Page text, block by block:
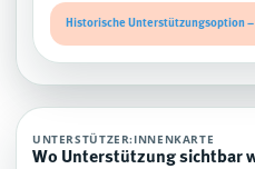
Historische Unterstützungsoption
UNTERSTÜTZER:INNENKARTE
Wo Unterstützung sichtbar